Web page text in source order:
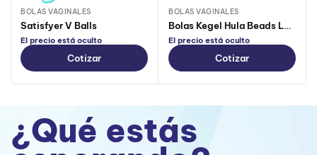
BOLAS VAGINALES
Satisfyer V Balls
El precio está oculto
Cotizar
BOLAS VAGINALES
Bolas Kegel Hula Beads Lelo
El precio está oculto
Cotizar
¿Qué estás